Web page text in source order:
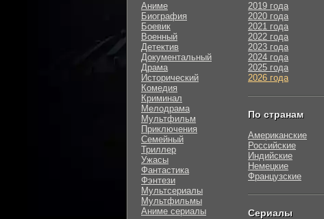
Аниме
Биография
Боевик
Военный
Детектив
Документальный
Драма
Исторический
Комедия
Криминал
Мелодрама
Мультфильм
Приключения
Семейный
Триллер
Ужасы
Фантастика
Фэнтези
Мультсериалы
Мультфильмы
Аниме сериалы
2019 года
2020 года
2021 года
2022 года
2023 года
2024 года
2025 года
2026 года
По странам
Американские
Российские
Индийские
Немецкие
Французские
Сериалы